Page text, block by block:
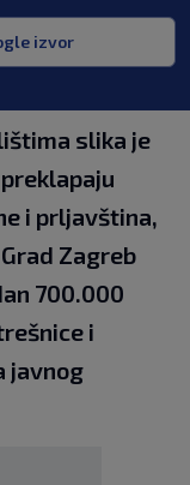
izvor
slika je
i prljavština,
Zagreb
700.000
i
javnog